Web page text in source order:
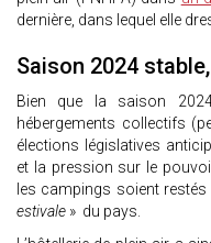
dernière, dans lequel elle
Saison 2024
Bien que la saison
hébergements collectifs
élections législatives
et la pression sur le
les campings soient restés
estivale » du pays.